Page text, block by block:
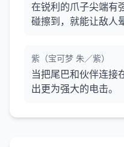
在锐利的爪子尖端有
碰擦到，就能让敌人
紫（宝可梦 朱／紫）
当把尾巴和伙伴连接
出更为强大的电击。